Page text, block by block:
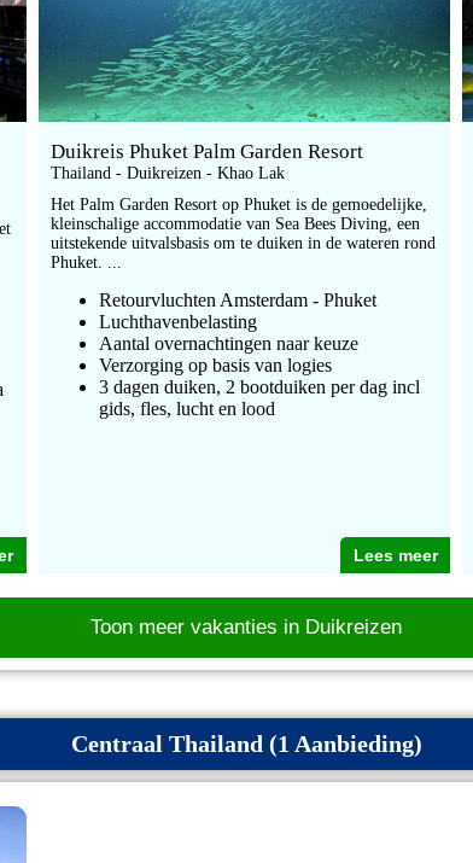
Duikreis Phuket Palm Garden Resort
Thailand - Duikreizen - Khao Lak
Het Palm Garden Resort op Phuket is de gemoedelijke,
kleinschalige accommodatie van Sea Bees Diving, een
uitstekende uitvalsbasis om te duiken in de wateren rond
Phuket. ...
Retourvluchten Amsterdam - Phuket
Luchthavenbelasting
Aantal overnachtingen naar keuze
Verzorging op basis van logies
3 dagen duiken, 2 bootduiken per dag incl
gids, fles, lucht en lood
Lees meer
Toon meer vakanties in Duikreizen
Centraal Thailand (1 Aanbieding)